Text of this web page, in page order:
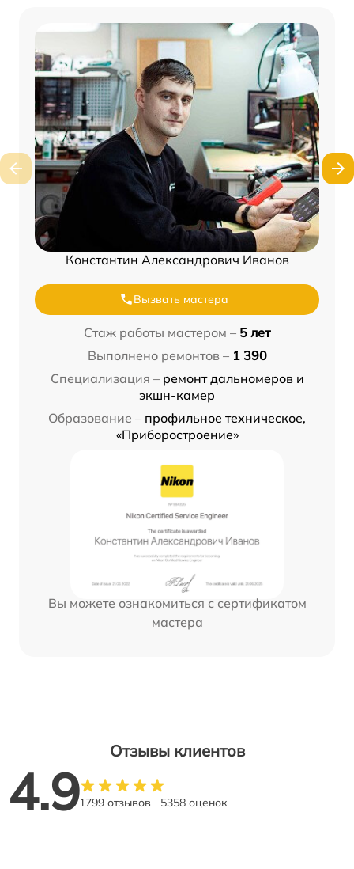
Константин Александрович Иванов
Вызвать мастера
Стаж работы мастером – 5 лет
Выполнено ремонтов – 1 390
Специализация – ремонт дальномеров и
экшн-камер
Образование – профильное техническое,
«Приборостроение»
Вы можете ознакомиться с сертификатом
мастера
Отзывы клиентов
4.91799 отзывов 5358 оценок